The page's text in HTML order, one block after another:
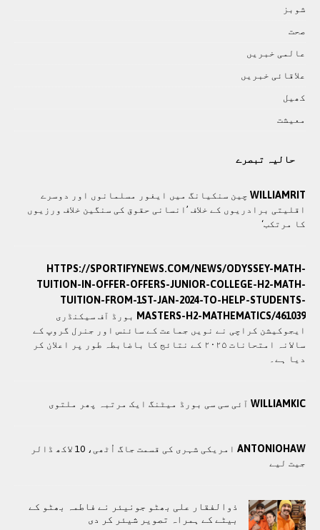
شوبز
صحت
عالمی خبريں
علاقائی خبريں
کھيل
معيشت
حالیہ تبصرے
WILLIAMRIT چین سنکیانگ میں ایغور مسلمانوں اور دوسرے
اقلیتی برادريوں کے خلاف ’انسانی حقوق کی سنگین خلاف ورزیوں
کا مرتکب‘
HTTPS://SPORTIFYNEWS.COM/NEWS/ODYSSEY-MATH-
TUITION-IN-OFFER-OFFERS-JUNIOR-COLLEGE-H2-MATH-
TUITION-FROM-1ST-JAN-2024-TO-HELP-STUDENTS-
MASTERS-H2-MATHEMATICS/461039 بورڈ آف سیکنڈری
ایجوکیشن کراچی نے نویں جماعت کے سائنس اور جنرل گروپ کے
سالانہ امتحانات ۲۰۲۵ کے نتائج کا باضابطہ طور پر اعلان کر
دیا ہے۔
WILLIAMKIC آئی سی سی بورڈ میٹنگ ایک مرتبہ پھر ملتوی
ANTONIOHAW
امریکی شہری کی قسمت جاگ اُٹھی، 10 لاکھ ڈالر
جیت لیے
ذوالفقار علی بھٹو جونیئر نے فاطمہ بھٹو کے
بیٹے کے ہمراہ تصویر شیئر کر دی